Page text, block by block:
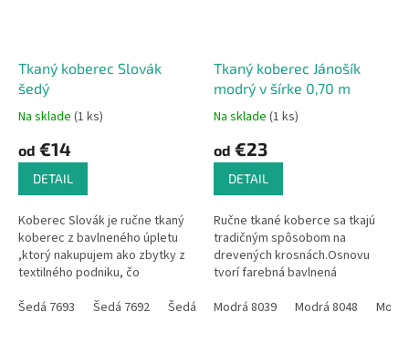
Tkaný koberec Slovák
šedý
Na sklade (1 ks)
od €14
DETAIL
Koberec Slovák je ručne tkaný
koberec z bavlneného úpletu
,ktorý nakupujem ako zbytky z
textilného podniku, čo
kobercov.Tieto bývajú
Šedá 7693 Šedá 7692 Šedá 0946 Šedá 6611 Šedá 6599
Tkaný koberec Jánošík
modrý v šírke 0,70 m
Na sklade (1 ks)
od €23
DETAIL
Ručne tkané koberce sa tkajú
tradičným spôsobom na
drevených krosnách.Osnovu
tvorí farebná bavlnená
ktorým sa tká a tvorí hlavné
Modrá 8039 Modrá 8048